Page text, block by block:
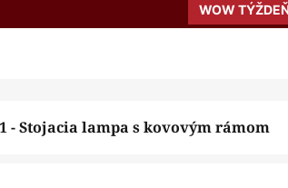
WOW
- Stojacia lampa s kovovým rámom